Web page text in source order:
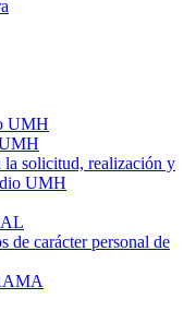
UMH
la solicitud, realización y
UMH
de carácter personal de